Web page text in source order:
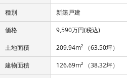
種別 新築戸建
価格 9,590万円(税込)
土地面積 209.94m² （63.50坪）
建物面積 126.69m² （38.32坪）